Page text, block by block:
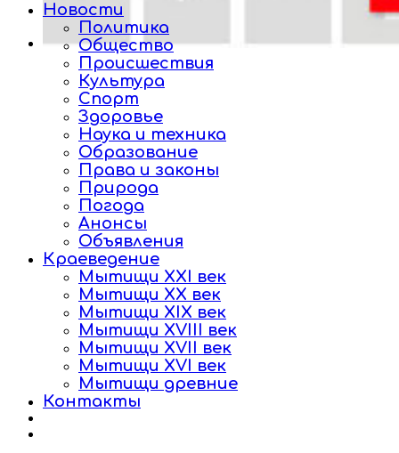
Новости
Политика
Общество
Происшествия
Культура
Спорт
Здоровье
Наука и техника
Образование
Права и законы
Природа
Погода
Анонсы
Объявления
Краеведение
Мытищи XXI век
Мытищи XX век
Мытищи XIX век
Мытищи XVIII век
Мытищи XVII век
Мытищи XVI век
Мытищи древние
Контакты